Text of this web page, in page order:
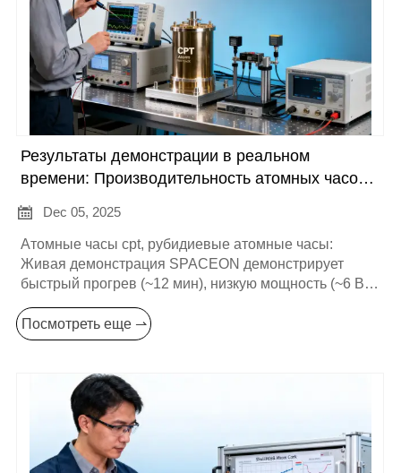
Результаты демонстрации в реальном
времени: Производительность атомных часов
(данные внутри)
 Dec 05, 2025
Атомные часы cpt, рубидиевые атомные часы:
Живая демонстрация SPACEON демонстрирует
быстрый прогрев (~12 мин), низкую мощность (~6 Вт)
характеристики CPT по сравнению с рубидием.
Нажмите для получения исходных данных, графиков
Посмотреть еще ⇀